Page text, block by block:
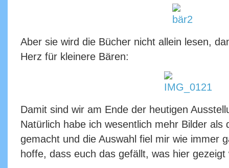
Aber sie wird die Bücher nicht allein lesen,
Herz für kleinere Bären:
Damit sind wir am Ende der heutigen
Natürlich habe ich wesentlich mehr Bilder als
gemacht und die Auswahl fiel mir wie immer
hoffe, dass euch das gefällt, was hier